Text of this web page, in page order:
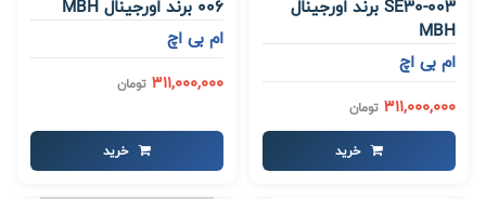
SE30-003 برند اورجینال
MBH
ام بی اچ
311,000,000 تومان
خرید
006 برند اورجینال MBH
ام بی اچ
311,000,000 تومان
خرید